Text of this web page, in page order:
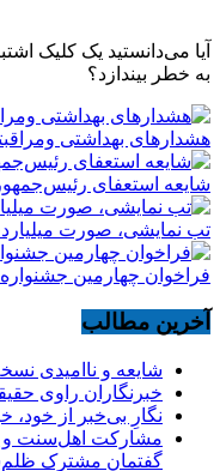
آیا می‌دانستید یک کلیک
به خطر بیندازد؟
هشدارهاى بهداشتى
شایعه استعفای
تب نمایشی، صورت
فراخوان چهارمین
آخرین مطالب
شایعه و ناامیدی
خبرنگاران راوی
نگارِ بی‌خبر از
مشارکت اهل‌سنت و
گفتمان مشترک